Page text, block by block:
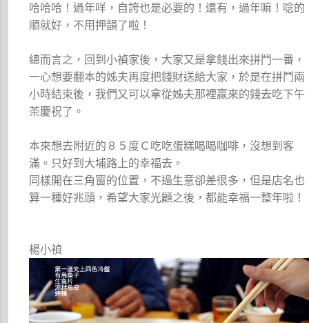
哈哈哈！過年咩，自誇也是必要的！還有，過年嘛！唸的
順就好，不用押韻了啦！
總而言之，回到小禎家後，大家又是拿錢出來拼鬥一番，
一心想要翻本的姊夫再度把錢財送給大家，於是在拼鬥兩
小時結束後，我們又可以拿從姊夫那裡贏來的錢去吃下午
茶慶祝了。
本來想去附近的８５度Ｃ吃吃蛋糕喝喝咖啡，沒想到客
滿。只好到大埔路上的幸福去。
同樣開在三角窗的位置，不過生意卻差很多，但是店名也
算一種好兆頭，希望大家光顧之後，都能幸福一整年啦！
楊小禎